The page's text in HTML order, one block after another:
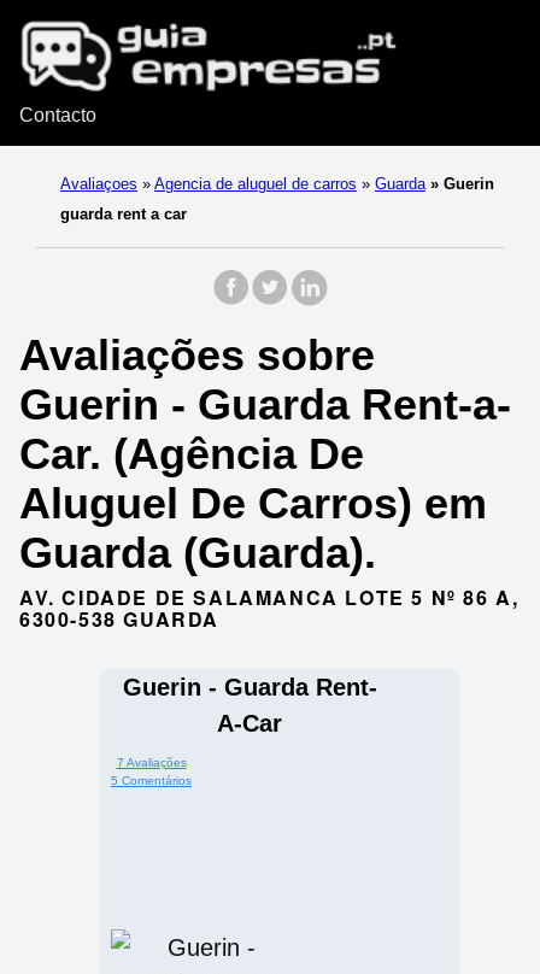
Contacto
Avaliaçoes » Agencia de aluguel de carros » Guarda » Guerin
guarda rent a car
Avaliações sobre
Guerin - Guarda Rent-a-
Car. (Agência De
Aluguel De Carros) em
Guarda (Guarda).
AV. CIDADE DE SALAMANCA LOTE 5 Nº 86 A,
6300-538 GUARDA
Guerin - Guarda Rent-
A-Car
7 Avaliações
5 Comentários